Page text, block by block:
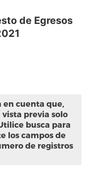
de Egresos
en cuenta que,
previa solo
busca para
los campos de
de registros